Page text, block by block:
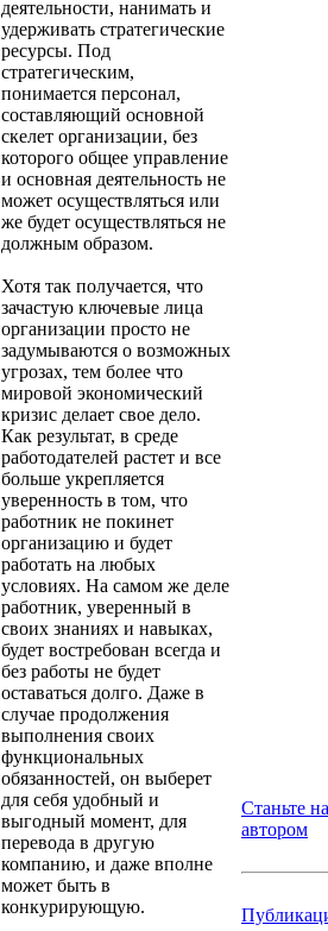
деятельности, нанимать и
удерживать стратегические
ресурсы. Под
стратегическим,
понимается персонал,
составляющий основной
скелет организации, без
которого общее управление
и основная деятельность не
может осуществляться или
же будет осуществляться не
должным образом.
Хотя так получается, что
зачастую ключевые лица
организации просто не
задумываются о возможных
угрозах, тем более что
мировой экономический
кризис делает свое дело.
Как результат, в среде
работодателей растет и все
больше укрепляется
уверенность в том, что
работник не покинет
организацию и будет
работать на любых
условиях. На самом же деле
работник, уверенный в
своих знаниях и навыках,
будет востребован всегда и
без работы не будет
оставаться долго. Даже в
случае продолжения
выполнения своих
функциональных
обязанностей, он выберет
для себя удобный и
выгодный момент, для
перевода в другую
компанию, и даже вполне
может быть в
конкурирующую.
Станьте
автором